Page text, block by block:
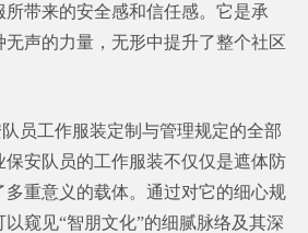
带来的安全感和信任感。它是承
声的力量，无形中提升了整个社区
员工作服装定制与管理规定的全部
保安队员的工作服装不仅仅是遮体防
多重意义的载体。通过对它的细心规
窥见“智朋文化”的细腻脉络及其深